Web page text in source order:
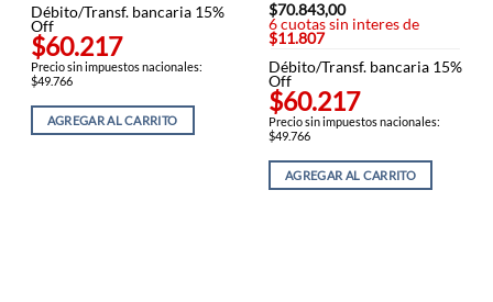
Débito/Transf. bancaria 15%
Off
$60.217
Precio sin impuestos nacionales:
$49.766
AGREGAR AL CARRITO
$70.843,00
6 cuotas sin interes de
$11.807
Débito/Transf. bancaria 15%
Off
$60.217
Precio sin impuestos nacionales:
$49.766
AGREGAR AL CARRITO